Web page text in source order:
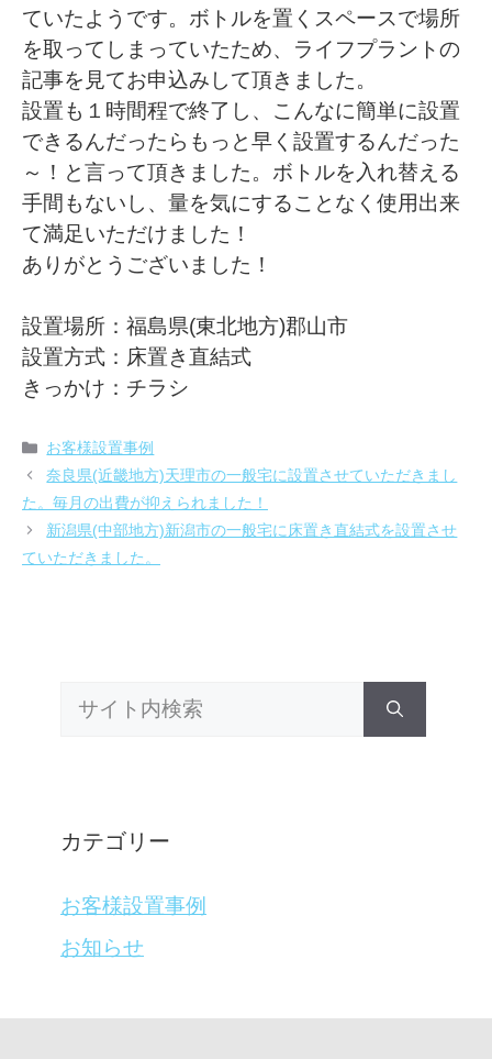
ていたようです。ボトルを置くスペースで場所
を取ってしまっていたため、ライフプラントの
記事を見てお申込みして頂きました。
設置も１時間程で終了し、こんなに簡単に設置
できるんだったらもっと早く設置するんだった
～！と言って頂きました。ボトルを入れ替える
手間もないし、量を気にすることなく使用出来
て満足いただけました！
ありがとうございました！
設置場所：福島県(東北地方)郡山市
設置方式：床置き直結式
きっかけ：チラシ
カ
テ
リ
ー
お客様設置事例
奈良県(近畿地方)天理市の一般宅に設置させていただきまし
た。毎月の出費が抑えられました！
新潟県(中部地方)新潟市の一般宅に床置き直結式を設置させ
ていただきました。
カテゴリー
お客様設置事例
お知らせ